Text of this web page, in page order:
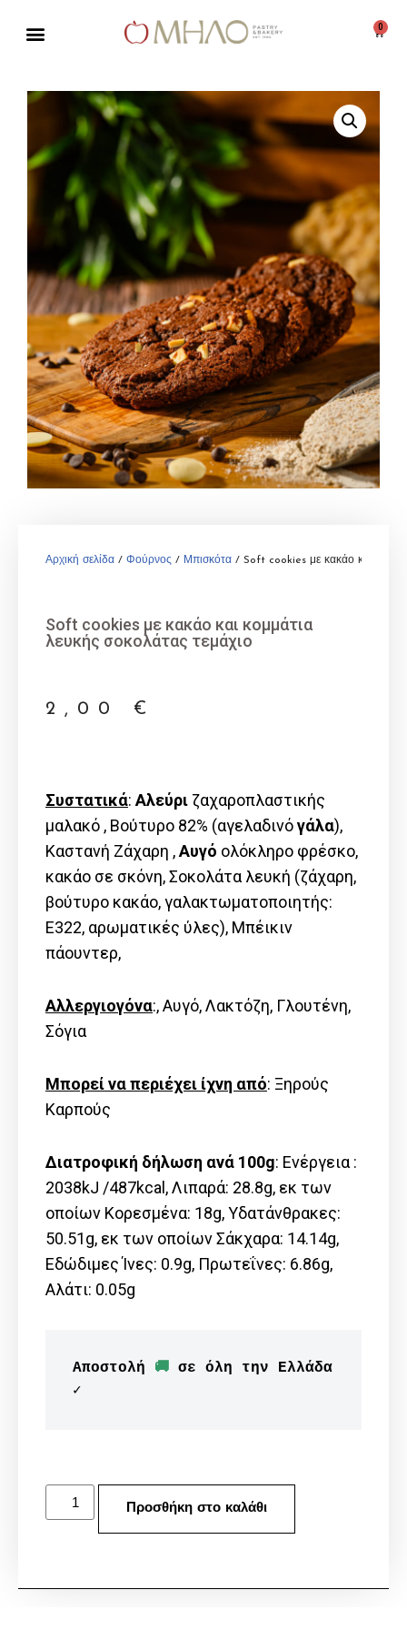
περιεχόμενο
0
Αρχική σελίδα / Φούρνος / Μπισκότα / Soft cookies με κακάο και
Soft cookies με κακάο και κομμάτια
λευκής σοκολάτας τεμάχιο
2,00 €
Συστατικά: Αλεύρι ζαχαροπλαστικής
μαλακό , Βούτυρο 82% (αγελαδινόγάλα),
Καστανή Ζάχαρη ,Αυγό ολόκληρο φρέσκο,
κακάο σε σκόνη, Σοκολάτα λευκή (ζάχαρη,
βούτυρο κακάο, γαλακτωματοποιητής:
Ε322, αρωματικές ύλες), Μπέικιν
πάουντερ,
Αλλεργιογόνα:, Αυγό, Λακτόζη, Γλουτένη,
Σόγια
Μπορεί να περιέχει ίχνη από: Ξηρούς
Καρπούς
Διατροφική δήλωση ανά 100g: Ενέργεια :
2038kJ /487kcal, Λιπαρά: 28.8g, εκ των
οποίων Kορεσμένα: 18g, Υδατάνθρακες:
50.51g, εκ των οποίων Σάκχαρα: 14.14g,
Εδώδιμες Ίνες: 0.9g, Πρωτεΐνες: 6.86g,
Αλάτι: 0.05g
Αποστολή 🚚 σε όλη την Ελλάδα
✓
Προσθήκη στο καλάθι